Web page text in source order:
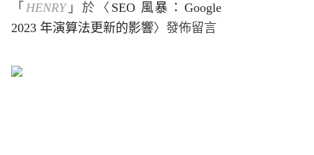
「 HENRY」於〈 SEO 風暴：Google
2023 年演算法更新的影響〉發佈留言